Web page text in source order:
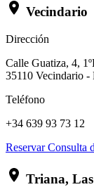
Vecindario
Dirección
Calle Guatiza, 4,
35110 Vecindario -
Teléfono
+34 639 93 73 12
Reservar Consulta
Triana,